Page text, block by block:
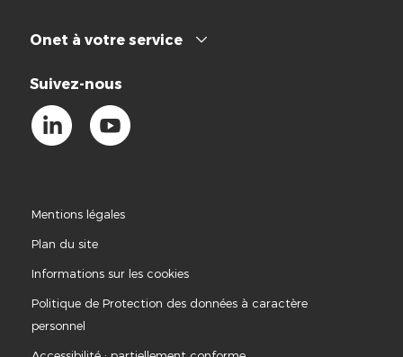
Onet à votre service
Suivez-nous
Mentions légales
Plan du site
Informations sur les cookies
Politique de Protection des données à caractère
personnel